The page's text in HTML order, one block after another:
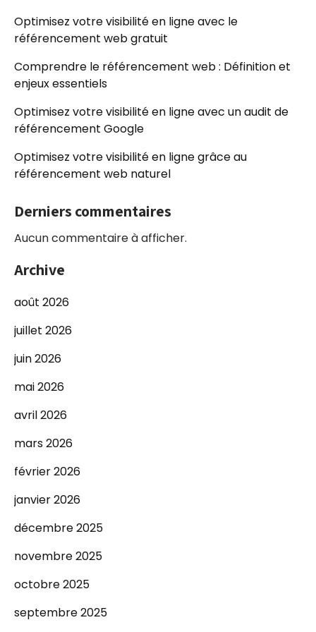
Optimisez votre visibilité en ligne avec le
référencement web gratuit
Comprendre le référencement web : Définition et
enjeux essentiels
Optimisez votre visibilité en ligne avec un audit de
référencement Google
Optimisez votre visibilité en ligne grâce au
référencement web naturel
Derniers commentaires
Aucun commentaire à afficher.
Archive
août 2026
juillet 2026
juin 2026
mai 2026
avril 2026
mars 2026
février 2026
janvier 2026
décembre 2025
novembre 2025
octobre 2025
septembre 2025